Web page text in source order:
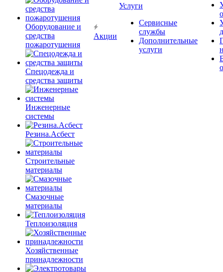
Оборудование и
средства
пожаротушения
Спецодежда и
средства защиты
Инженерные
системы
Резина.Асбест
Строительные
материалы
Смазочные
материалы
Теплоизоляция
Хозяйственные
принадлежности
Акции
Услуги
Сервисные
службы
Дополнительные
услуги